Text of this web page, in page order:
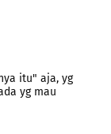
itu" aja, yg
yg mau